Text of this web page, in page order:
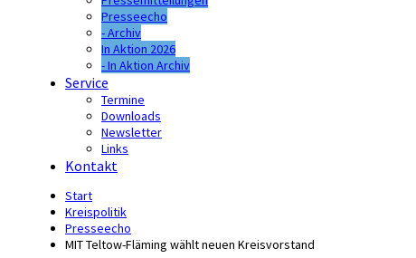
Presseecho
- Archiv
In Aktion 2026
- In Aktion Archiv
Service
Termine
Downloads
Newsletter
Links
Kontakt
Start
Kreispolitik
Presseecho
MIT Teltow-Fläming wählt neuen Kreisvorstand